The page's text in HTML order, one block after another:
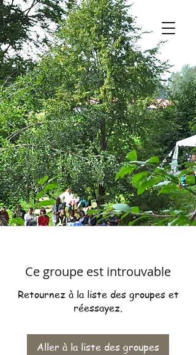
Ce groupe est introuvable
Retournez à la liste des groupes et
réessayez.
Aller à la liste des groupes